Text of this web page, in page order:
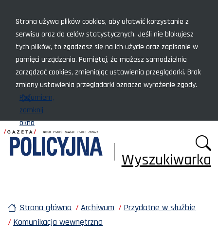
Strona używa plików cookies, aby ułatwić korzystanie z
serwisu oraz do celów statystycznych. Jeśli nie blokujesz
tych plików, to zgadzasz się na ich użycie oraz zapisanie w
pamięci urządzenia. Pamiętaj, że możesz samodzielnie
zarządzać cookies, zmieniając ustawienia przeglądarki. Brak
zmiany ustawienia przeglądarki oznacza wyrażenie zgody.
Rozumiem,
zamknij
okno
Wyszukiwarka
Strona główna Archiwum
Przydatne w służbie
Komunikacja wewnętrzna